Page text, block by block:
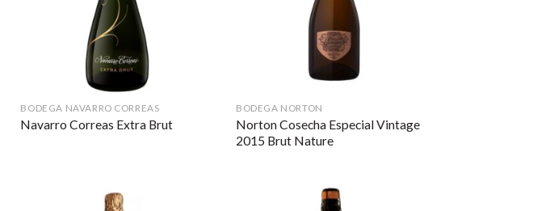
BODEGA NAVARRO CORREAS
Navarro Correas Extra Brut
BODEGA NORTON
Norton Cosecha Especial Vintage
2015 Brut Nature